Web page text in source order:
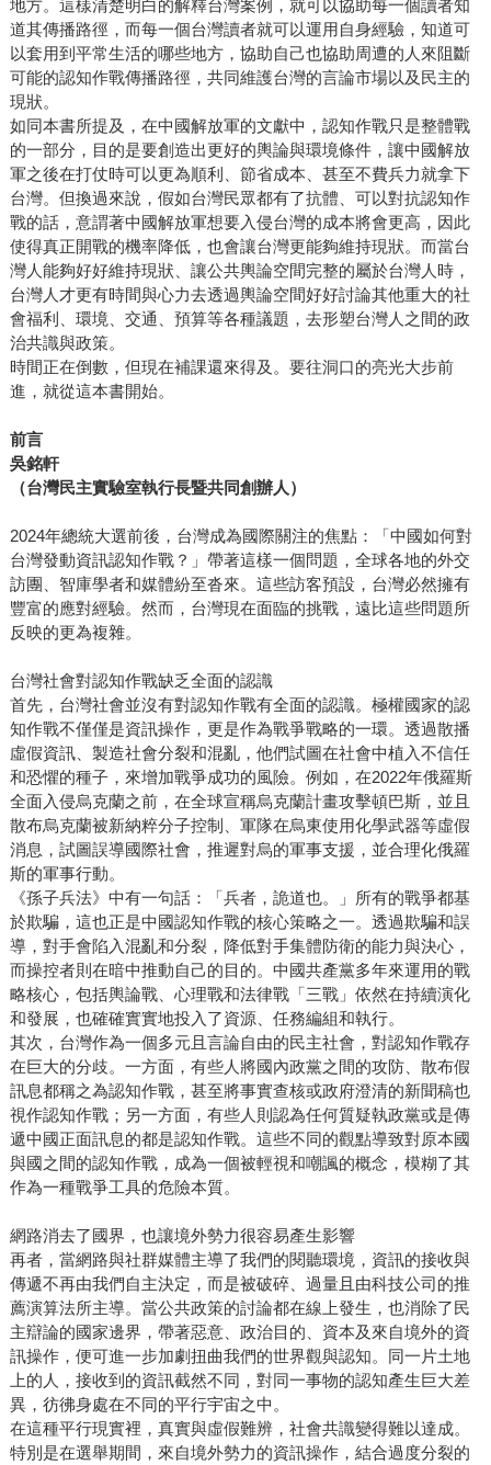
地方。這樣清楚明白的解釋台灣案例，就可以協助每一個讀者知
道其傳播路徑，而每一個台灣讀者就可以運用自身經驗，知道可
以套用到平常生活的哪些地方，協助自己也協助周遭的人來阻斷
可能的認知作戰傳播路徑，共同維護台灣的言論市場以及民主的
現狀。
如同本書所提及，在中國解放軍的文獻中，認知作戰只是整體戰
的一部分，目的是要創造出更好的輿論與環境條件，讓中國解放
軍之後在打仗時可以更為順利、節省成本、甚至不費兵力就拿下
台灣。但換過來說，假如台灣民眾都有了抗體、可以對抗認知作
戰的話，意謂著中國解放軍想要入侵台灣的成本將會更高，因此
使得真正開戰的機率降低，也會讓台灣更能夠維持現狀。而當台
灣人能夠好好維持現狀、讓公共輿論空間完整的屬於台灣人時，
台灣人才更有時間與心力去透過輿論空間好好討論其他重大的社
會福利、環境、交通、預算等各種議題，去形塑台灣人之間的政
治共識與政策。
時間正在倒數，但現在補課還來得及。要往洞口的亮光大步前
進，就從這本書開始。
前言
吳銘軒
（台灣民主實驗室執行長暨共同創辦人）
2024年總統大選前後，台灣成為國際關注的焦點：「中國如何對
台灣發動資訊認知作戰？」帶著這樣一個問題，全球各地的外交
訪團、智庫學者和媒體紛至沓來。這些訪客預設，台灣必然擁有
豐富的應對經驗。然而，台灣現在面臨的挑戰，遠比這些問題所
反映的更為複雜。
台灣社會對認知作戰缺乏全面的認識
首先，台灣社會並沒有對認知作戰有全面的認識。極權國家的認
知作戰不僅僅是資訊操作，更是作為戰爭戰略的一環。透過散播
虛假資訊、製造社會分裂和混亂，他們試圖在社會中植入不信任
和恐懼的種子，來增加戰爭成功的風險。例如，在2022年俄羅斯
全面入侵烏克蘭之前，在全球宣稱烏克蘭計畫攻擊頓巴斯，並且
散布烏克蘭被新納粹分子控制、軍隊在烏東使用化學武器等虛假
消息，試圖誤導國際社會，推遲對烏的軍事支援，並合理化俄羅
斯的軍事行動。
《孫子兵法》中有一句話：「兵者，詭道也。」所有的戰爭都基
於欺騙，這也正是中國認知作戰的核心策略之一。透過欺騙和誤
導，對手會陷入混亂和分裂，降低對手集體防衛的能力與決心，
而操控者則在暗中推動自己的目的。中國共產黨多年來運用的戰
略核心，包括輿論戰、心理戰和法律戰「三戰」依然在持續演化
和發展，也確確實實地投入了資源、任務編組和執行。
其次，台灣作為一個多元且言論自由的民主社會，對認知作戰存
在巨大的分歧。一方面，有些人將國內政黨之間的攻防、散布假
訊息都稱之為認知作戰，甚至將事實查核或政府澄清的新聞稿也
視作認知作戰；另一方面，有些人則認為任何質疑執政黨或是傳
遞中國正面訊息的都是認知作戰。這些不同的觀點導致對原本國
與國之間的認知作戰，成為一個被輕視和嘲諷的概念，模糊了其
作為一種戰爭工具的危險本質。
網路消去了國界，也讓境外勢力很容易產生影響
再者，當網路與社群媒體主導了我們的閱聽環境，資訊的接收與
傳遞不再由我們自主決定，而是被破碎、過量且由科技公司的推
薦演算法所主導。當公共政策的討論都在線上發生，也消除了民
主辯論的國家邊界，帶著惡意、政治目的、資本及來自境外的資
訊操作，便可進一步加劇扭曲我們的世界觀與認知。同一片土地
上的人，接收到的資訊截然不同，對同一事物的認知產生巨大差
異，彷彿身處在不同的平行宇宙之中。
在這種平行現實裡，真實與虛假難辨，社會共識變得難以達成。
特別是在選舉期間，來自境外勢力的資訊操作，結合過度分裂的